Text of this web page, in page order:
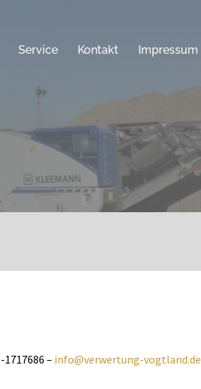
Service Kontakt Impressum
– info@verwertung-vogtland.de